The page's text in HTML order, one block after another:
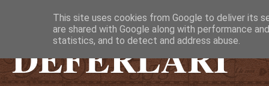
DEFERLĂRI
This site uses cookies from Google to deliver its
are shared with Google along with performance
statistics, and to detect and address abuse.